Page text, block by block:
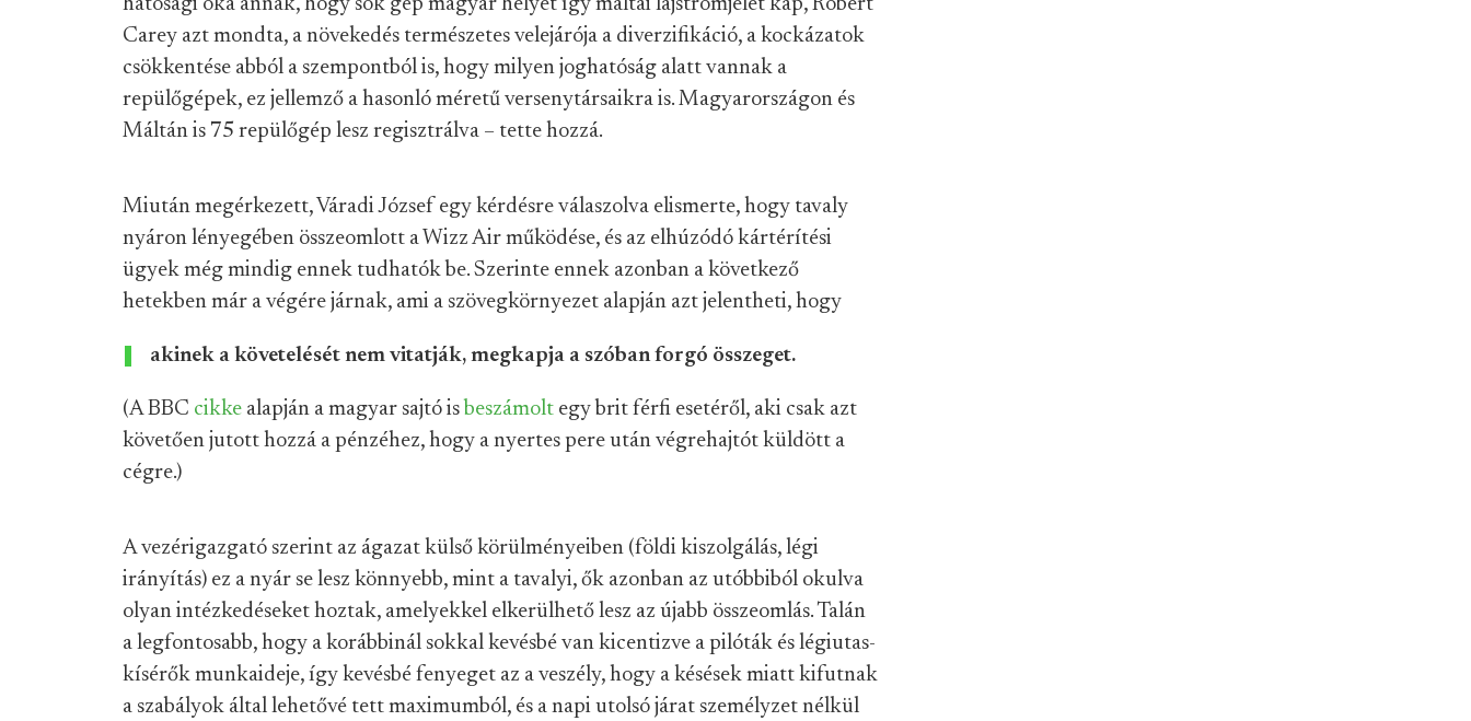
hatósági oka annak, hogy sok gép magyar helyet így máltai lajstromjelet kap, Robert
Carey azt mondta, a növekedés természetes velejárója a diverzifikáció, a kockázatok
csökkentése abból a szempontból is, hogy milyen joghatóság alatt vannak a
repülőgépek, ez jellemző a hasonló méretű versenytársaikra is. Magyarországon és
Máltán is 75 repülőgép lesz regisztrálva – tette hozzá.
Miután megérkezett, Váradi József egy kérdésre válaszolva elismerte, hogy tavaly
nyáron lényegében összeomlott a Wizz Air működése, és az elhúzódó kártérítési
ügyek még mindig ennek tudhatók be. Szerinte ennek azonban a következő
hetekben már a végére járnak, ami a szövegkörnyezet alapján azt jelentheti, hogy
akinek a követelését nem vitatják, megkapja a szóban forgó összeget.
(A BBC cikke alapján a magyar sajtó is beszámolt egy brit férfi esetéről, aki csak azt
követően jutott hozzá a pénzéhez, hogy a nyertes pere után végrehajtót küldött a
cégre.)
A vezérigazgató szerint az ágazat külső körülményeiben (földi kiszolgálás, légi
irányítás) ez a nyár se lesz könnyebb, mint a tavalyi, ők azonban az utóbbiból okulva
olyan intézkedéseket hoztak, amelyekkel elkerülhető lesz az újabb összeomlás. Talán
a legfontosabb, hogy a korábbinál sokkal kevésbé van kicentizve a pilóták és légiutas-
kísérők munkaideje, így kevésbé fenyeget az a veszély, hogy a késések miatt kifutnak
a szabályok által lehetővé tett maximumból, és a napi utolsó járat személyzet nélkül